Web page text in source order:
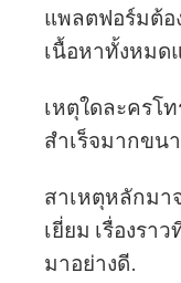
แพลตฟอร์มต้อ
เนื้อหาทั้งหม
เหตุใดละครโ
สำเร็จมากขน
สาเหตุหลักม
เยี่ยม เรื่องรา
มาอย่างดี.